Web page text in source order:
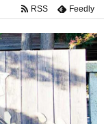
RSS Feedly